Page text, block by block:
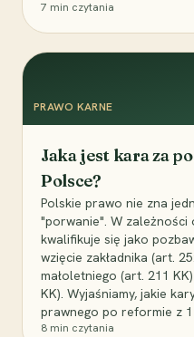
7 min czytania
PRAWO KARNE
Jaka jest kara za
Polsce?
Polskie prawo nie zna
"porwanie". W zależności
kwalifikuje się jako
wzięcie zakładnika (art.
małoletniego (art. 211
KK). Wyjaśniamy, jakie
prawnego po reformie z
8 min czytania